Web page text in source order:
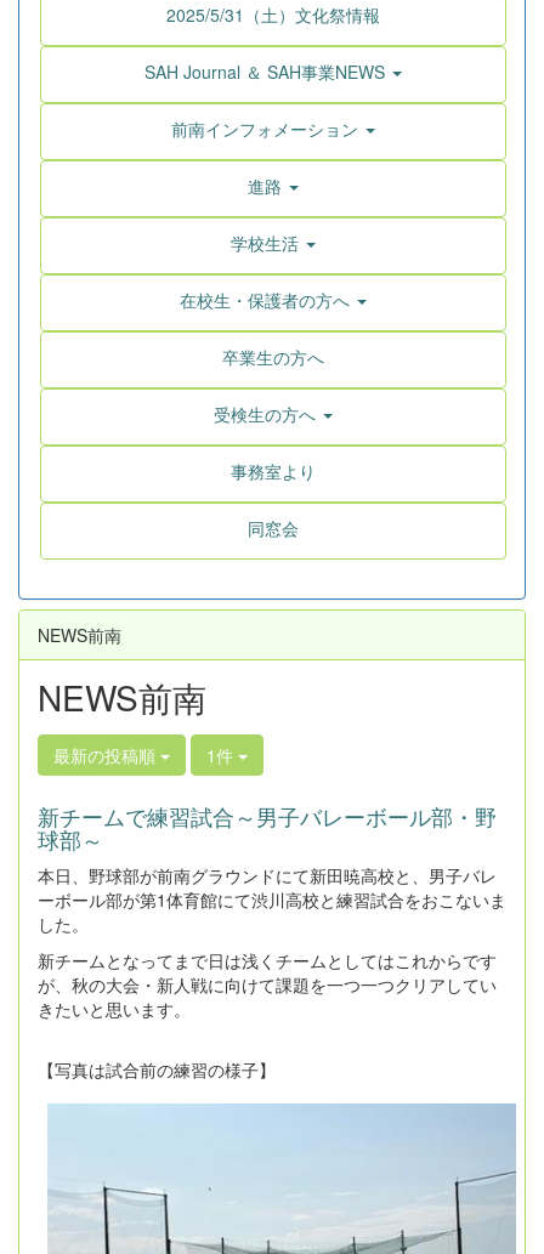
2025/5/31（土）文化祭情報
SAH Journal ＆ SAH事業NEWS
前南インフォメーション
進路
学校生活
在校生・保護者の方へ
卒業生の方へ
受検生の方へ
事務室より
同窓会
NEWS前南
NEWS前南
最新の投稿順 1件
新チームで練習試合～男子バレーボール部・野
球部～
本日、野球部が前南グラウンドにて新田暁高校と、男子バレ
ーボール部が第1体育館にて渋川高校と練習試合をおこないま
した。
新チームとなってまで日は浅くチームとしてはこれからです
が、秋の大会・新人戦に向けて課題を一つ一つクリアしてい
きたいと思います。
【写真は試合前の練習の様子】